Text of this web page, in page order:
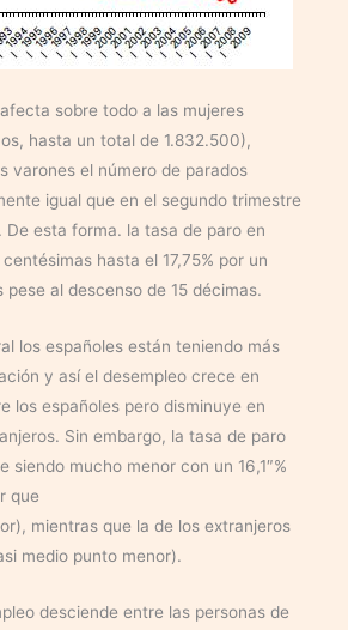
sobre todo a las mujeres
hasta un total de 1.832.500),
varones el número de parados
igual que en el segundo trimestre
esta forma. la tasa de paro en
hasta el 17,75% por un
pese al descenso de 15 décimas.
los españoles están teniendo más
y así el desempleo crece en
los españoles pero disminuye en
Sin embargo, la tasa de paro
siendo mucho menor con un 16,1″%
que
mientras que la de los extranjeros
medio punto menor).
desciende entre las personas de